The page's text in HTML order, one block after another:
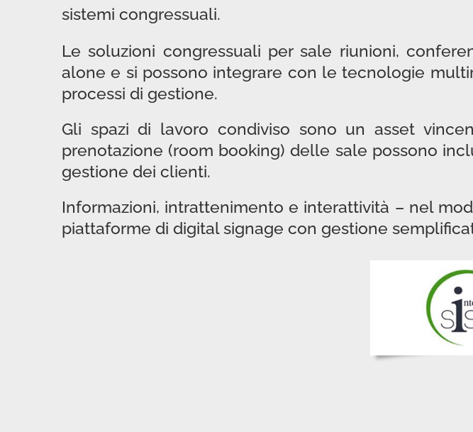
sistemi congressuali.
Le soluzioni congressuali per sale riunioni,
alone e si possono integrare con le tecnologie
processi di gestione.
Gli spazi di lavoro condiviso sono un asset
prenotazione (room booking) delle sale possono
gestione dei clienti.
Informazioni, intrattenimento e interattività – nel
piattaforme di digital signage con gestione